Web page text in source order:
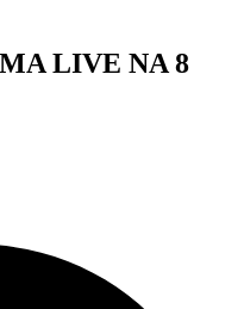
LIVE NA 8